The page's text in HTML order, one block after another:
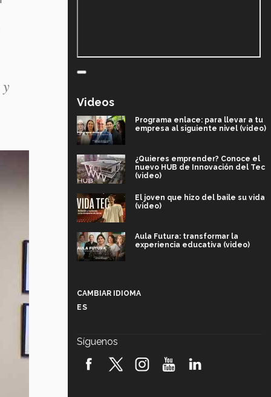
Videos
Programa enlace: para llevar a tu
empresa al siguiente nivel (video)
¿Quieres emprender? Conoce el
nuevo HUB de Innovación del Tec
(video)
El joven que hizo del baile su vida
(video)
Aula Futura: transformar la
experiencia educativa (video)
robótica FIRST 2026! (video)
CAMBIAR IDIOMA
ES
Síguenos